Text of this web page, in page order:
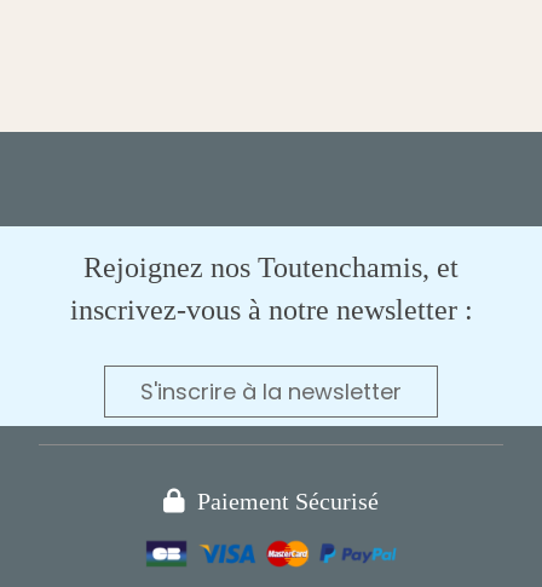
Rejoignez nos Toutenchamis, et
inscrivez-vous à notre newsletter :
S'inscrire à la newsletter
 Paiement Sécurisé